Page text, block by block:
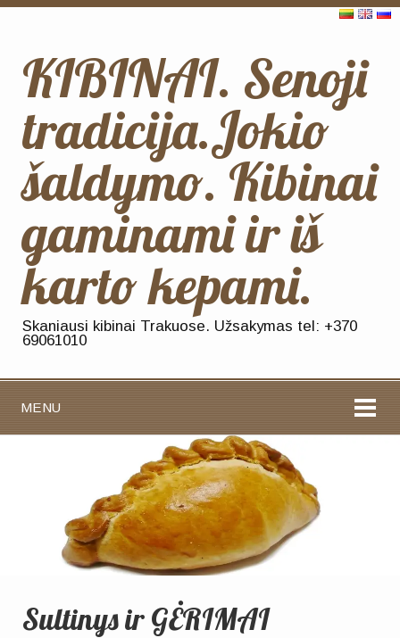
KIBINAI. Senoji
tradicija.Jokio
šaldymo. Kibinai
gaminami ir iš
karto kepami.
Skaniausi kibinai Trakuose. Užsakymas tel: +370
69061010
MENU
Sultinys ir GĖRIMAI